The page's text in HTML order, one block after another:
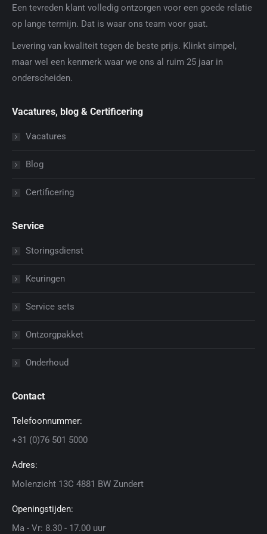
Een tevreden klant volledig ontzorgen voor een goede relatie
op lange termijn. Dat is waar ons team voor gaat.
Levering van kwaliteit tegen de beste prijs. Klinkt simpel,
maar wel een kenmerk waar we ons al ruim 25 jaar in
onderscheiden.
Vacatures, blog & Certificering
Vacatures
Blog
Certificering
Service
Storingsdienst
Keuringen
Service sets
Ontzorgpakket
Onderhoud
Contact
Telefoonnummer:
+31 (0)76 501 5000
Adres:
Molenzicht 13C 4881 BW Zundert
Openingstijden:
Ma - Vr: 8.30 - 17.00 uur